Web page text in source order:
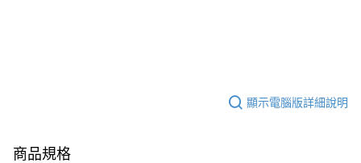
顯示電腦版詳細說明
商品規格